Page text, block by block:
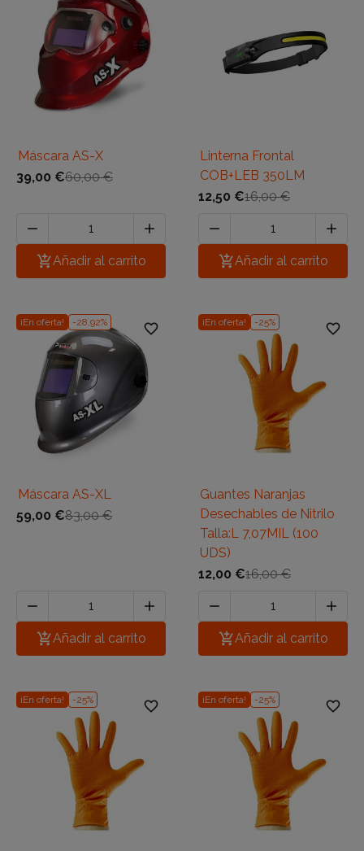
Máscara AS-X
39,00 €60,00 €


Añadir al carrito
Linterna Frontal
COB+LEB 350LM
12,50 €16,00 €


Añadir al carrito
¡En oferta! -28,92% favorite_border
Máscara AS-XL
59,00 €83,00 €


Añadir al carrito
¡En oferta! -25% favorite_border
Guantes Naranjas
Desechables de Nitrilo
Talla:L 7,07MIL (100
UDS)
12,00 €16,00 €


Añadir al carrito
¡En oferta! -25% favorite_border ¡En oferta! -25% favorite_border